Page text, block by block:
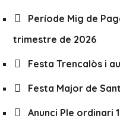
Període Mig de
trimestre de 2026
Festa Trencalòs i
Festa Major de
Anunci Ple ordinari